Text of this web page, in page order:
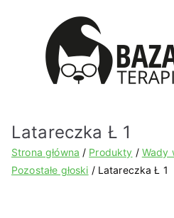
Latareczka Ł 1
Strona główna Produkty
Wady
Pozostałe głoski
Latareczka Ł 1